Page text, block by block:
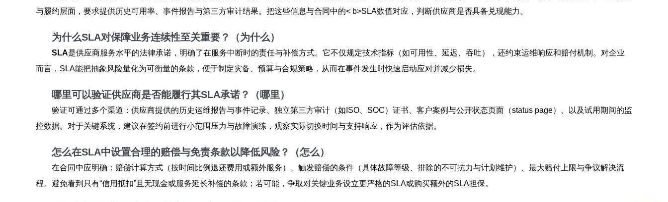
与履约层面，要求提供历史可用率、事件报告与第三方审计结果。把这些信息与合同中的< b>SLA数值对应，判断供应商是否具备兑现能力。
为什么SLA对保障业务连续性至关重要？（为什么）
SLA是供应商服务水平的法律承诺，明确了在服务中断时的责任与补偿方式。它不仅规定技术指标（如可用性、延迟、吞吐），还约束运维响应和赔付机制。对企业
而言，SLA能把抽象风险量化为可衡量的条款，便于制定灾备、预算与合规策略，从而在事件发生时快速启动应对并减少损失。
哪里可以验证供应商是否能履行其SLA承诺？（哪里）
验证可通过多个渠道：供应商提供的历史运维报告与事件记录、独立第三方审计（如ISO、SOC）证书、客户案例与公开状态页面（status page）、以及试用期间的监
控数据。对于关键系统，建议在签约前进行小范围压力与故障演练，观察实际切换时间与支持响应，作为评估依据。
怎么在SLA中设置合理的赔偿与免责条款以降低风险？（怎么）
在合同中应明确：赔偿计算方式（按时间比例退还费用或额外服务）、触发赔偿的条件（具体故障等级、排除的不可抗力与计划维护）、最大赔付上限与争议解决流
程。避免看到只有“信用抵扣”且无现金或服务延长补偿的条款；若可能，争取对关键业务设立更严格的SLA或购买额外的SLA担保。